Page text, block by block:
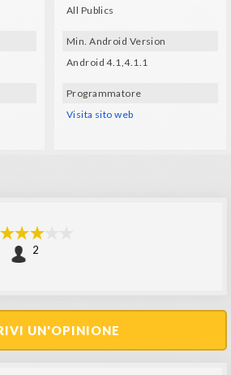
All Publics
Min. Android Version
Android 4.1,4.1.1
Programmatore
Visita sito web
2
UN'OPINIONE